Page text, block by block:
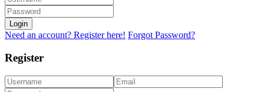
Login
Need an account? Register here! Forgot Password?
Register